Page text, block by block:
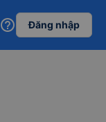
help_outline Đăng nhập